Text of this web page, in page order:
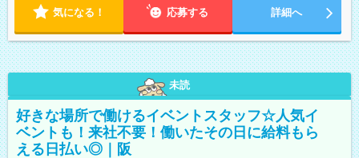
気になる！ 応募する 詳細へ
未読
好きな場所で働けるイベントスタッフ☆人気イ
ベントも！来社不要！働いたその日に給料もら
える日払い◎｜阪